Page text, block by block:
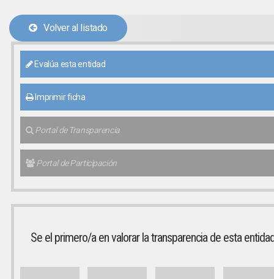
Volver al listado
Evalúa esta entidad
Imprimir ficha
Portal de Transparencia
Portal de Participación
Se el primero/a en valorar la transparencia de esta